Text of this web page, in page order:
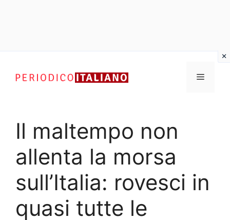
contenuto
Menu
Il maltempo non
allenta la morsa
sull’Italia: rovesci in
quasi tutte le